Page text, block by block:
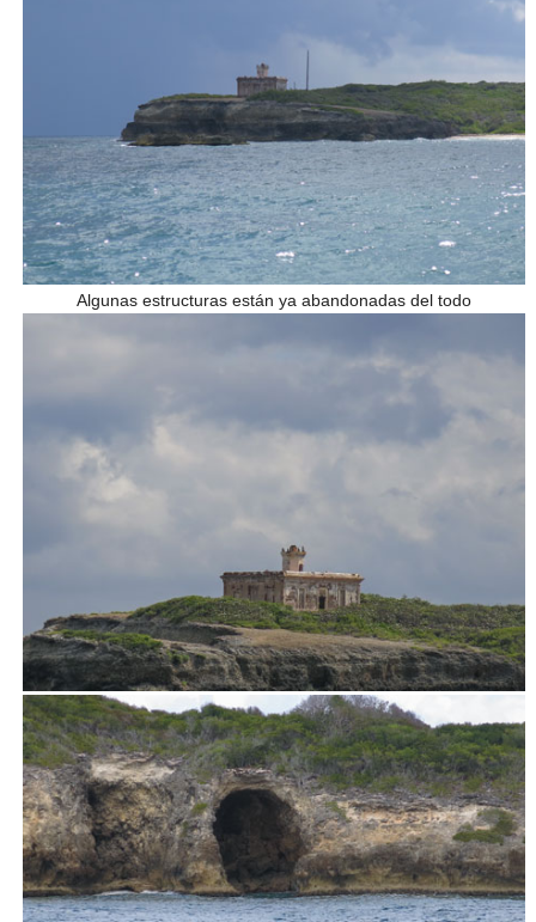
Algunas estructuras están ya abandonadas del todo